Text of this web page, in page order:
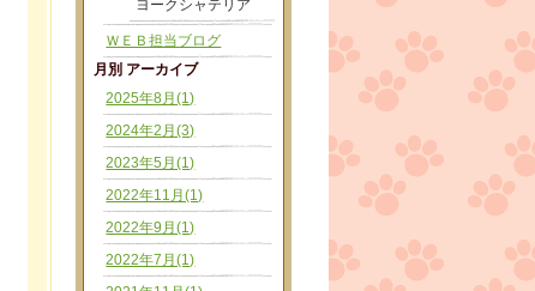
ヨークシャテリア
ＷＥＢ担当ブログ
月別 アーカイブ
2025年8月(1)
2024年2月(3)
2023年5月(1)
2022年11月(1)
2022年9月(1)
2022年7月(1)